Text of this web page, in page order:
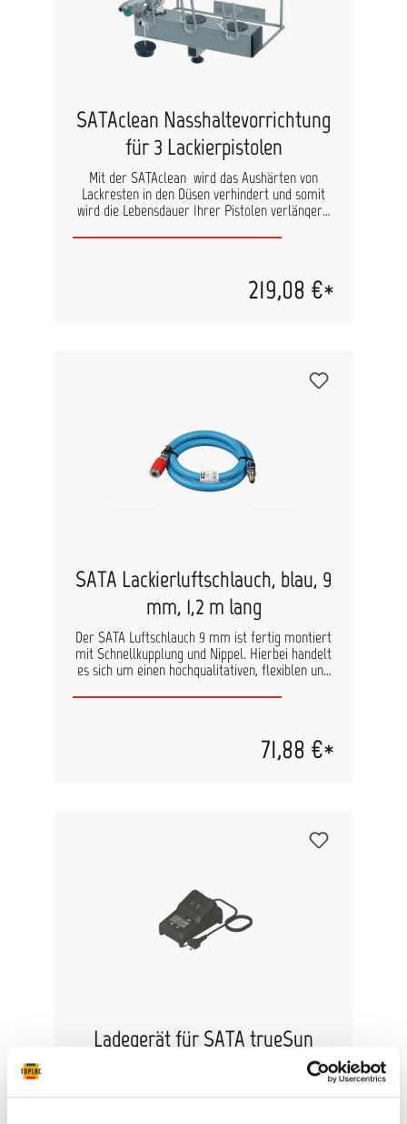
SATAclean Nasshaltevorrichtung
für 3 Lackierpistolen
Mit der SATAclean wird das Aushärten von
Lackresten in den Düsen verhindert und somit
wird die Lebensdauer Ihrer Pistolen verlängert.
Lackierpistolen in den Arbeitspausen 3
Verdunsten der Reinigungsflüssigkeit Die
219,08 €*
SATA Lackierluftschlauch, blau, 9
mm, 1,2 m lang
Der SATA Luftschlauch 9 mm ist fertig montiert
mit Schnellkupplung und Nippel. Hierbei handelt
es sich um einen hochqualitativen, flexiblen und
silikonfrei elektrisch leitfähig nach DIN EN 1953
71,88 €*
Ladegerät für SATA trueSun
Ladegerät EU für SATA trueSun